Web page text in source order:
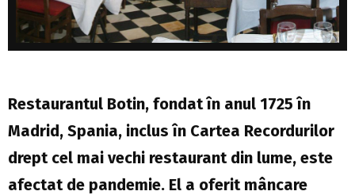
Restaurantul Botin, fondat în anul 1725 în
Madrid, Spania, inclus în Cartea Recordurilor
drept cel mai vechi restaurant din lume, este
afectat de pandemie. El a oferit mâncare